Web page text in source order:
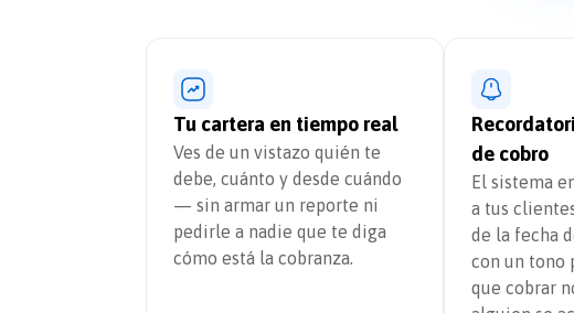
Tu cartera en tiempo real
Ves de un vistazo quién te
debe, cuánto y desde cuándo
— sin armar un reporte ni
pedirle a nadie que te diga
cómo está la cobranza.
de cobro
El sistema
a tus
de la fecha
con un tono
que cobrar